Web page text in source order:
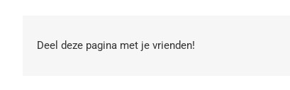
Deel deze pagina met je vrienden!